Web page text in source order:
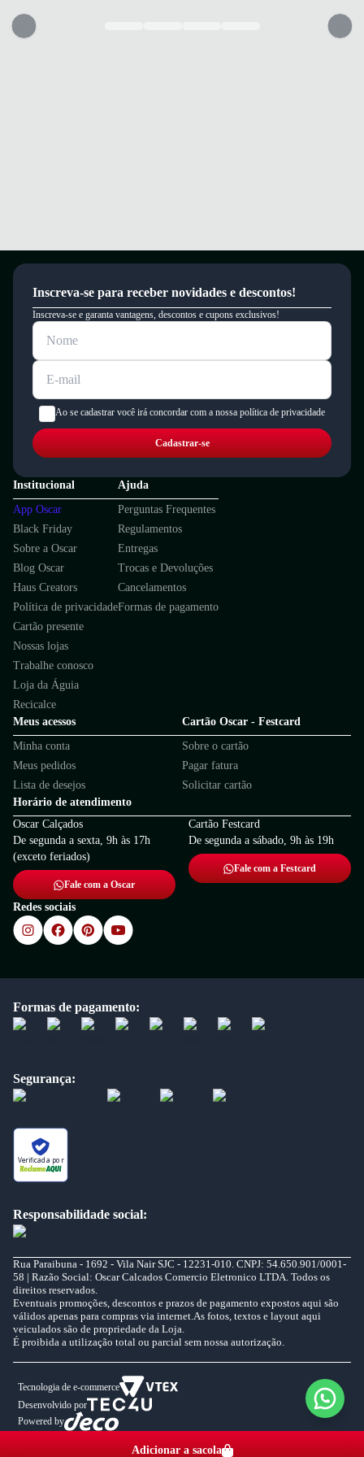
Adicionar a sacola
Inscreva-se para receber novidades e descontos!
Inscreva-se e garanta vantagens, descontos e cupons exclusivos!
Ao se cadastrar você irá concordar com a nossa política de privacidade
Cadastrar-se
Institucional
App Oscar
Black Friday
Sobre a Oscar
Blog Oscar
Haus Creators
Política de privacidade
Cartão presente
Nossas lojas
Trabalhe conosco
Loja da Águia
Recicalce
Ajuda
Perguntas Frequentes
Regulamentos
Entregas
Trocas e Devoluções
Cancelamentos
Formas de pagamento
Meus acessos
Minha conta
Meus pedidos
Lista de desejos
Cartão Oscar - Festcard
Sobre o cartão
Pagar fatura
Solicitar cartão
Horário de atendimento
Oscar Calçados
De segunda a sexta, 9h às 17h
(exceto feriados)
Fale com a Oscar
Cartão Festcard
De segunda a sábado, 9h às 19h
Fale com a Festcard
Redes sociais
Formas de pagamento:
Segurança:
Verificada por
Responsabilidade social:
Rua Paraibuna - 1692 - Vila Nair SJC - 12231-010. CNPJ: 54.650.901/0001-
58 | Razão Social: Oscar Calcados Comercio Eletronico LTDA. Todos os
direitos reservados.
Eventuais promoções, descontos e prazos de pagamento expostos aqui são
válidos apenas para compras via internet.As fotos, textos e layout aqui
veiculados são de propriedade da Loja.
É proibida a utilização total ou parcial sem nossa autorização.
Tecnologia de e-commerce
Desenvolvido por
Powered by